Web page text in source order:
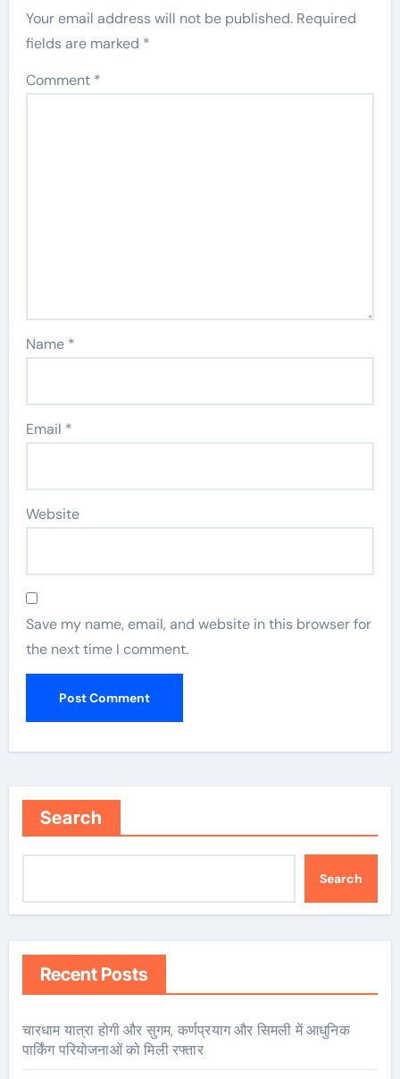
Your email address will not be published. Required
fields are marked *
Comment *
Name *
Email *
Website
Save my name, email, and website in this browser for
the next time I comment.
Search
Search
Recent Posts
चारधाम यात्रा होगी और सुगम, कर्णप्रयाग और सिमली में आधुनिक
पार्किंग परियोजनाओं को मिली रफ्तार